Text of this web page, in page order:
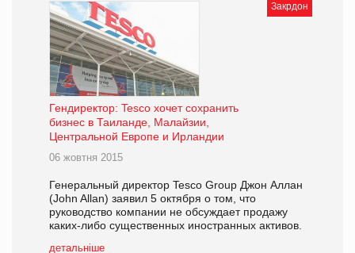
Закрдон
Гендиректор: Tesco хочет сохранить
бизнес в Таиланде, Малайзии,
Центральной Европе и Ирландии
06 жовтня 2015
Генеральный директор Tesco Group Джон Аллан
(John Allan) заявил 5 октября о том, что
руководство компании не обсуждает продажу
каких-либо существенных иностранных активов.
детальніше